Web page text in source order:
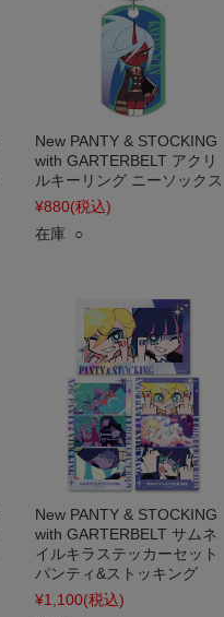
New PANTY & STOCKING
with GARTERBELT アクリ
ルキーリング ニーソックス
¥880(税込)
在庫 ○
New PANTY & STOCKING
with GARTERBELT サムネ
イルキラステッカーセット
パンティ&ストッキング
¥1,100(税込)